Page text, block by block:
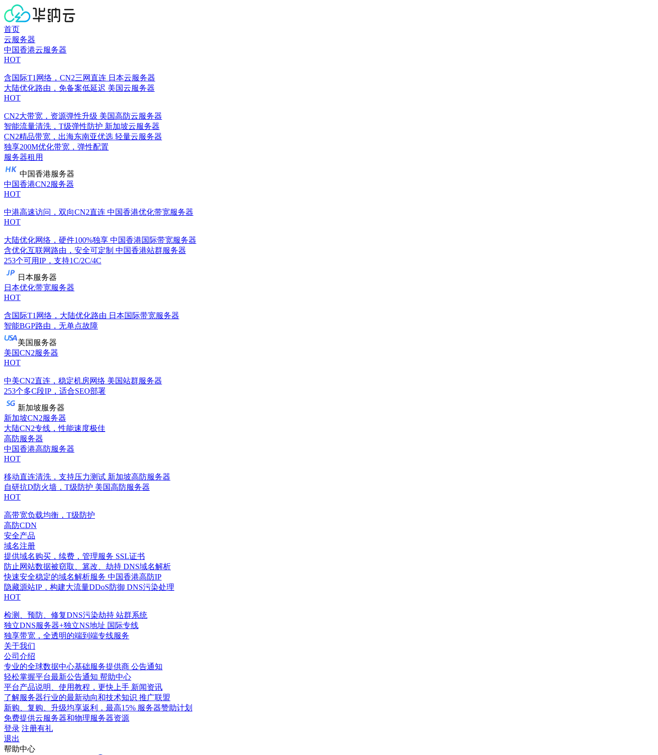
首页
云服务器
中国香港云服务器
HOT
含国际T1网络，CN2三网直连 日本云服务器
大陆优化路由，免备案低延迟 美国云服务器
HOT
CN2大带宽，资源弹性升级 美国高防云服务器
智能流量清洗，T级弹性防护 新加坡云服务器
CN2精品带宽，出海东南亚优选 轻量云服务器
独享200M优化带宽，弹性配置
服务器租用
中国香港服务器
中国香港CN2服务器
HOT
中港高速访问，双向CN2直连 中国香港优化带宽服务器
HOT
大陆优化网络，硬件100%独享 中国香港国际带宽服务器
含优化互联网路由，安全可定制 中国香港站群服务器
253个可用IP，支持1C/2C/4C
日本服务器
日本优化带宽服务器
HOT
含国际T1网络，大陆优化路由 日本国际带宽服务器
智能BGP路由，无单点故障
美国服务器
美国CN2服务器
HOT
中美CN2直连，稳定机房网络 美国站群服务器
253个多C段IP，适合SEO部署
新加坡服务器
新加坡CN2服务器
大陆CN2专线，性能速度极佳
高防服务器
中国香港高防服务器
HOT
移动直连清洗，支持压力测试 新加坡高防服务器
自研抗D防火墙，T级防护 美国高防服务器
HOT
高带宽负载均衡，T级防护
高防CDN
安全产品
域名注册
提供域名购买，续费，管理服务 SSL证书
防止网站数据被窃取、篡改、劫持 DNS域名解析
快速安全稳定的域名解析服务 中国香港高防IP
隐藏源站IP，构建大流量DDoS防御 DNS污染处理
HOT
检测、预防、修复DNS污染劫持 站群系统
独立DNS服务器+独立NS地址 国际专线
独享带宽，全透明的端到端专线服务
关于我们
公司介绍
专业的全球数据中心基础服务提供商 公告通知
轻松掌握平台最新公告通知 帮助中心
平台产品说明、使用教程，更快上手 新闻资讯
了解服务器行业的最新动向和技术知识 推广联盟
新购、复购、升级均享返利，最高15% 服务器赞助计划
免费提供云服务器和物理服务器资源
登录 注册有礼
退出
帮助中心